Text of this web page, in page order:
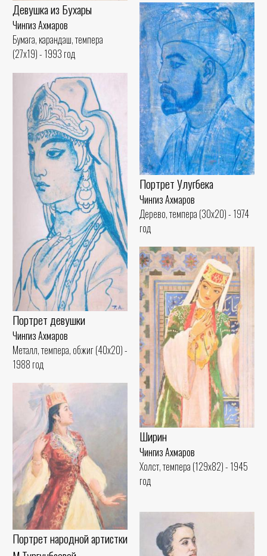
Девушка из Бухары
Чингиз Ахмаров
Бумага, карандаш, темпера
(27x19) - 1993 год
Портрет Улугбека
Чингиз Ахмаров
Дерево, темпера (30x20) - 1974
год
Портрет девушки
Чингиз Ахмаров
Металл, темпера, обжиг (40x20) -
1988 год
Ширин
Чингиз Ахмаров
Холст, темпера (129x82) - 1945
год
Портрет народной артистки